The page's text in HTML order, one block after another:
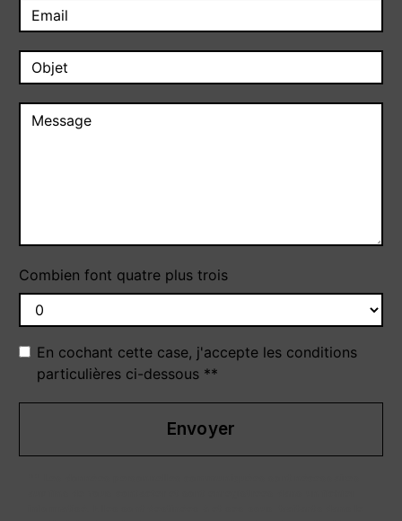
Combien font quatre plus trois
En cochant cette case, j'accepte les conditions
particulières ci-dessous **
Envoyer